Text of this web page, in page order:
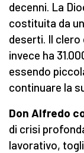
decenni. La
costituita da
deserti. Il clero
invece ha
essendo
continuare la
Don Alfredo
di crisi
lavorativo,